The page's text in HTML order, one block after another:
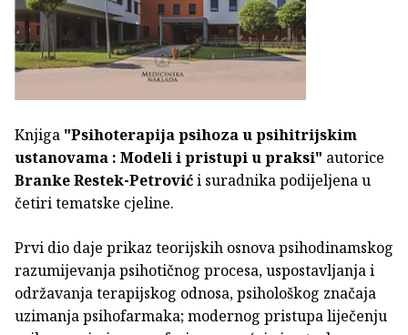
Knjiga "Psihoterapija psihoza u psihitrijskim
ustanovama : Modeli i pristupi u praksi" autorice
Branke Restek-Petrovići suradnika podijeljena u
četiri tematske cjeline.
Prvi dio daje prikaz teorijskih osnova psihodinamskog
razumijevanja psihotičnog procesa, uspostavljanja i
održavanja terapijskog odnosa, psihološkog značaja
uzimanja psihofarmaka; modernog pristupa liječenju